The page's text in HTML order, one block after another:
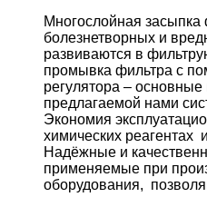
Многослойная засыпка
болезнетворных и
развиваются в
промывка фильтра с
регулятора –
предлагаемой нами
Экономия
химических реагентах
Надёжные и
применяемые при
оборудования,